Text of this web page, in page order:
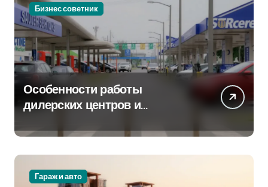
Бизнес советник
Особенности работы
дилерских центров и
крупных проспектах
Гараж и авто